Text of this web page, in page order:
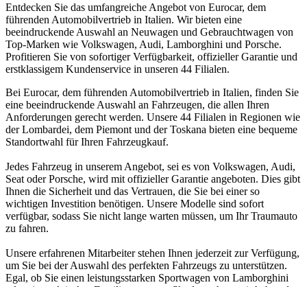
Entdecken Sie das umfangreiche Angebot von Eurocar, dem
führenden Automobilvertrieb in Italien. Wir bieten eine
beeindruckende Auswahl an Neuwagen und Gebrauchtwagen von
Top-Marken wie Volkswagen, Audi, Lamborghini und Porsche.
Profitieren Sie von sofortiger Verfügbarkeit, offizieller Garantie und
erstklassigem Kundenservice in unseren 44 Filialen.
Bei Eurocar, dem führenden Automobilvertrieb in Italien, finden Sie
eine beeindruckende Auswahl an Fahrzeugen, die allen Ihren
Anforderungen gerecht werden. Unsere 44 Filialen in Regionen wie
der Lombardei, dem Piemont und der Toskana bieten eine bequeme
Standortwahl für Ihren Fahrzeugkauf.
Jedes Fahrzeug in unserem Angebot, sei es von Volkswagen, Audi,
Seat oder Porsche, wird mit offizieller Garantie angeboten. Dies gibt
Ihnen die Sicherheit und das Vertrauen, die Sie bei einer so
wichtigen Investition benötigen. Unsere Modelle sind sofort
verfügbar, sodass Sie nicht lange warten müssen, um Ihr Traumauto
zu fahren.
Unsere erfahrenen Mitarbeiter stehen Ihnen jederzeit zur Verfügung,
um Sie bei der Auswahl des perfekten Fahrzeugs zu unterstützen.
Egal, ob Sie einen leistungsstarken Sportwagen von Lamborghini